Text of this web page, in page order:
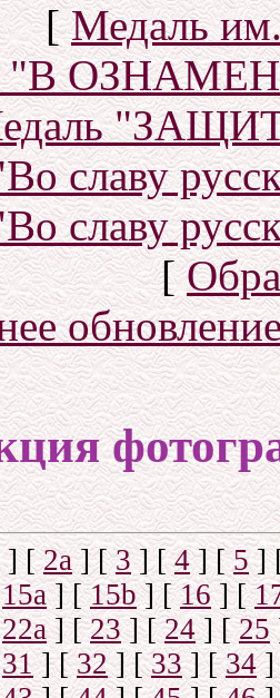
[Медаль
"В
славу
славу
[
] [2а] [3] [4] [5]
15a] [15b] [16] [
22a] [23] [24] [25
31] [32] [33] [34]